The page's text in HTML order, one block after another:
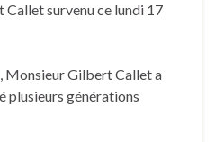
survenu ce lundi 17
Monsieur Gilbert Callet a
plusieurs générations